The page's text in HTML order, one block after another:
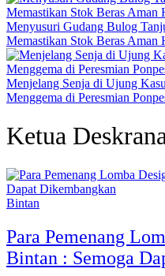
Menyusuri Gudang Bulog
Memastikan Stok Beras Aman
Menjelang Senja di Ujung
Menggema di Peresmian
Ketua
Bintan
Para Pemenang
Bintan : Semoga